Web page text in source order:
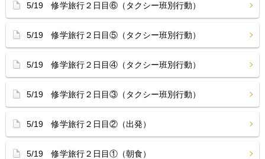
5/19 修学旅行２日目⑥（タクシー班別行動）
5/19 修学旅行２日目⑤（タクシー班別行動）
5/19 修学旅行２日目④（タクシー班別行動）
5/19 修学旅行２日目③（タクシー班別行動）
5/19 修学旅行２日目②（出発）
5/19 修学旅行２日目①（朝食）